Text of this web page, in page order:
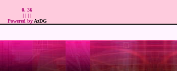
0, 36
| | | |
Powered by AzDG